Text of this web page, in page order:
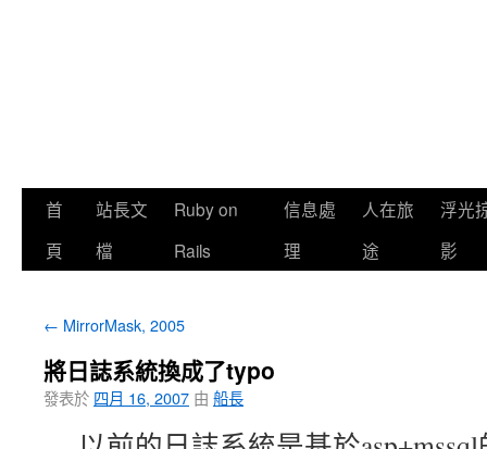
首
頁
站長文
檔
Ruby on
Rails
信息處
理
人在旅
途
浮光
影
← MirrorMask, 2005
將日誌系統換成了typo
發表於 四月 16, 2007 由 船長